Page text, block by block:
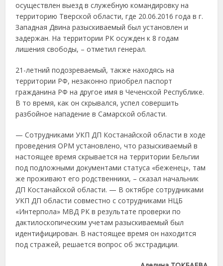
осуществлен выезд в служебную командировку на
территорию Тверской области, где 20.06.2016 года в г.
Западная Двина разыскиваемый был установлен и
задержан. На территории РК осужден к 8 годам
лишения свободы, – отметил генерал.
21-летний подозреваемый, также находясь на
территории РФ, незаконно приобрел паспорт
гражданина РФ на другое имя в Чеченской Республике.
В то время, как он скрывался, успел совершить
разбойное нападение в Самарской области.
— Сотрудниками УКП ДП Костанайской области в ходе
проведения ОРМ установлено, что разыскиваемый в
настоящее время скрывается на территории Бельгии
под подложными документами статуса «беженец», там
же проживают его родственники, – сказал начальник
ДП Костанайской области. — В октябре сотрудниками
УКП ДП области совместно с сотрудниками НЦБ
«Интерпола» МВД РК в результате проверки по
дактилоскопическим учетам разыскиваемый был
идентифицирован. В настоящее время он находится
под стражей, решается вопрос об экстрадиции.